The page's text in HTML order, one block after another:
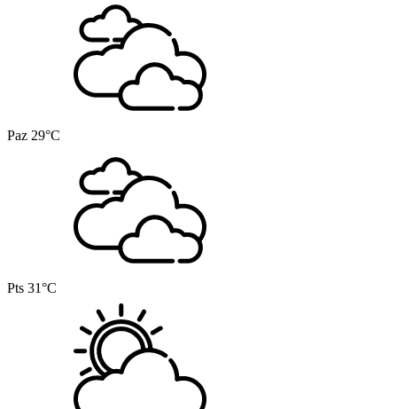
Paz 29°C
Pts 31°C